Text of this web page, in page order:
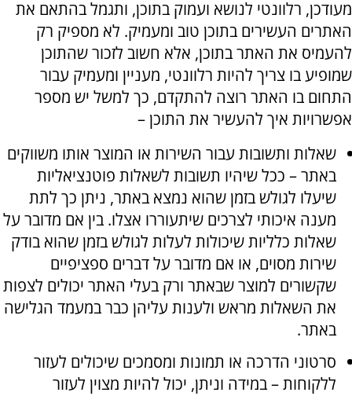
מעודכן, רלוונטי לנושא ועמוק בתוכן, ותגמל בהתאם את
האתרים העשירים בתוכן טוב ומעמיק. לא מספיק רק
להעמיס את האתר בתוכן, אלא חשוב לזכור שהתוכן
שמופיע בו צריך להיות רלוונטי, מעניין ומעמיק עבור
התחום בו האתר רוצה להתקדם, כך למשל יש מספר
אפשרויות איך להעשיר את התוכן –
שאלות ותשובות עבור השירות או המוצר אותו משווקים
באתר – ככל שיהיו תשובות לשאלות פוטנציאליות
שיעלו לגולש בזמן שהוא נמצא באתר, ניתן כך לתת
מענה איכותי לצרכים שיתעוררו אצלו. בין אם מדובר על
שאלות כלליות שיכולות לעלות לגולש בזמן שהוא בודק
שירות מסוים, או אם מדובר על דברים ספציפיים
שקשורים למוצר שבאתר ורק בעלי האתר יכולים לצפות
את השאלות מראש ולענות עליהן כבר במעמד הגלישה
באתר.
סרטוני הדרכה או תמונות ומסמכים שיכולים לעזור
ללקוחות – במידה וניתן, יכול להיות מצוין לעזור